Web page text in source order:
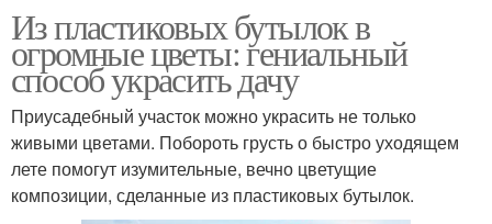
Из пластиковых бутылок в
огромные цветы: гениальный
способ украсить дачу
Приусадебный участок можно украсить не только
живыми цветами. Побороть грусть о быстро уходящем
лете помогут изумительные, вечно цветущие
композиции, сделанные из пластиковых бутылок.